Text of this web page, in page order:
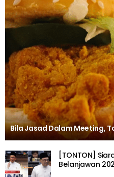
Bila Jasad Dalam Meeting,
[TONTON]
Belanjawan